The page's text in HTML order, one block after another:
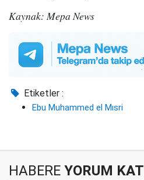
Kaynak: Mepa News
Etiketler :
Ebu Muhammed el Mısri
HABERE YORUM KAT